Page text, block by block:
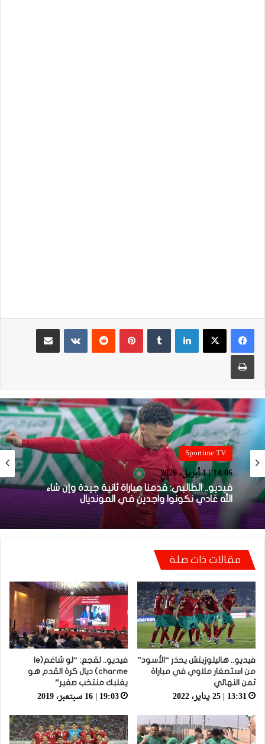
لينكدإن بينتيريست
مشاركة عبر البريد
طباعة
Sportime TV
14:06 | 1 أبريل، 2026
فيديو.. الطالبي: قدمنا مباراة ثانية جيدة وإن شاء
الله غادي نكونوا واجدين في المونديال
Sportime TV
14:05 | 1 أبريل، 2026
فيديو.. بونو: اللاعبين تعاملو مزيان مع المباراة وخا
مكانتش ساهلة وحنا كنحاولوا نركزوا باش نعاونوا
المنتخب
مقالات ذات صلة
فيديو.. هاليلوزيتش يحذر “الأسود”
من استصغار ملاوي في مباراة
ثمن النهائي
13:31 | 25 يناير، 2022
فيديو.. لقجع: “لو شاغم(le
charme) ديال كرة القدم هو
يغلبك منتخب صغير”
19:03 | 16 سبتمبر، 2019